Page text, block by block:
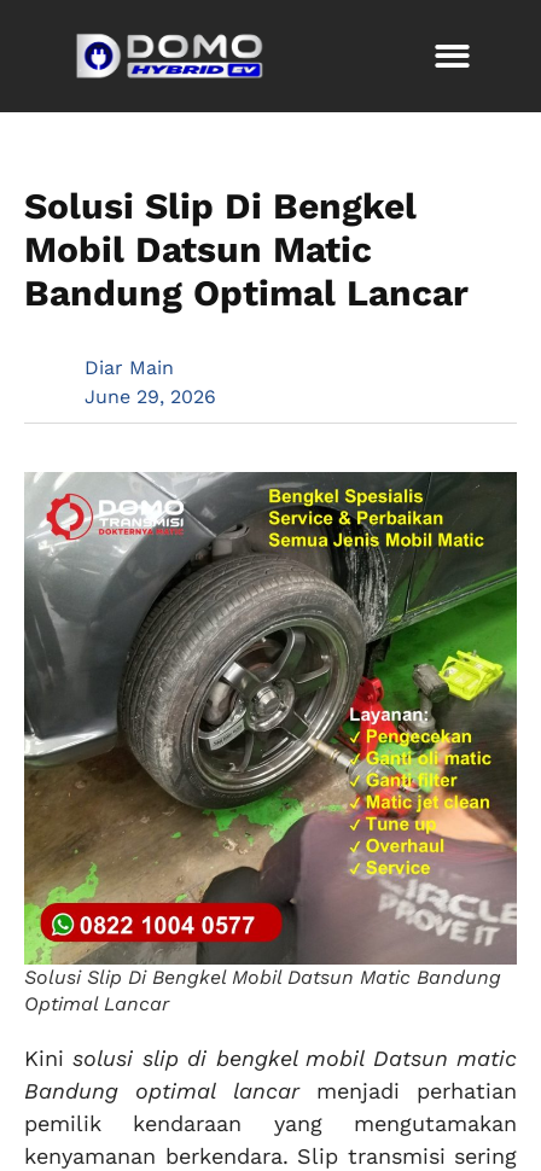
Solusi Slip Di Bengkel
Mobil Datsun Matic
Bandung Optimal Lancar
Diar Main
June 29, 2026
Solusi Slip Di Bengkel Mobil Datsun Matic Bandung
Optimal Lancar
Kinisolusi slip di bengkel mobil Datsun matic
Bandung optimal lancarmenjadi perhatian
pemilik kendaraan yang mengutamakan
kenyamanan berkendara. Slip transmisi sering